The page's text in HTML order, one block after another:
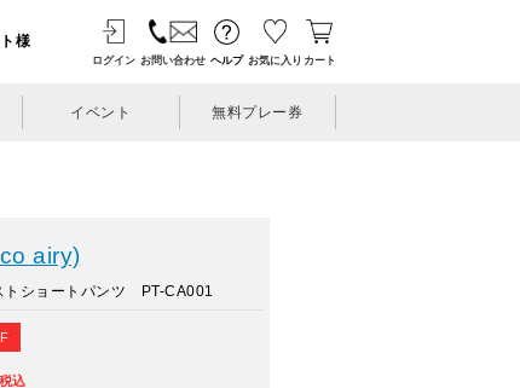
様
ログイン お問い合わせ ヘルプ お気に入り カート
イベント 無料プレー券
airy)
ショートパンツ PT-CA001
税込